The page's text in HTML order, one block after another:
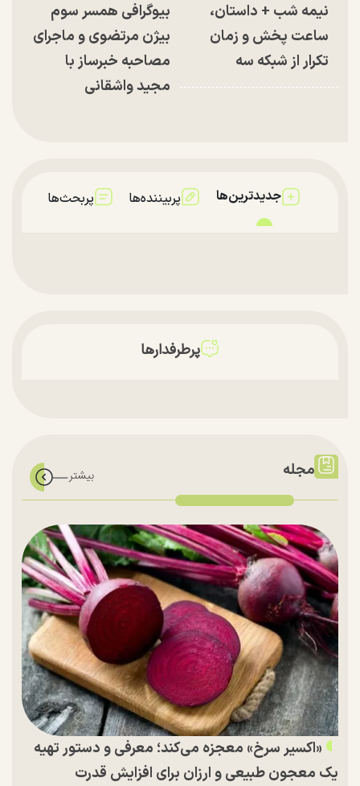
نیمه شب + داستان،
ساعت پخش و زمان
تکرار از شبکه سه
بیوگرافی همسر سوم
بیژن مرتضوی و ماجرای
مصاحبه خبرساز با
مجید واشقانی
جدیدترین‌ها پربیننده‌ها پربحث‌ها
پرطرفدارها
مجله
«اکسیر سرخ» معجزه می‌کند؛ معرفی و دستور تهیه
یک معجون طبیعی و ارزان برای افزایش قدرت